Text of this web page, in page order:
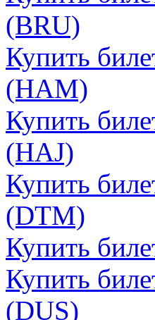
(BRU)
Купить
(HAM)
Купить
(HAJ)
Купить
(DTM)
Купить
Купить
(DUS)